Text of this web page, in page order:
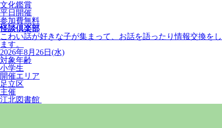
文化鑑賞
平日開催
参加費無料
怪談倶楽部
こわい話が好きな子が集まって、お話を語ったり情報交換をし
ます。
2026年8月26日(水)
対象年齢
小学生
開催エリア
足立区
主催
江北図書館